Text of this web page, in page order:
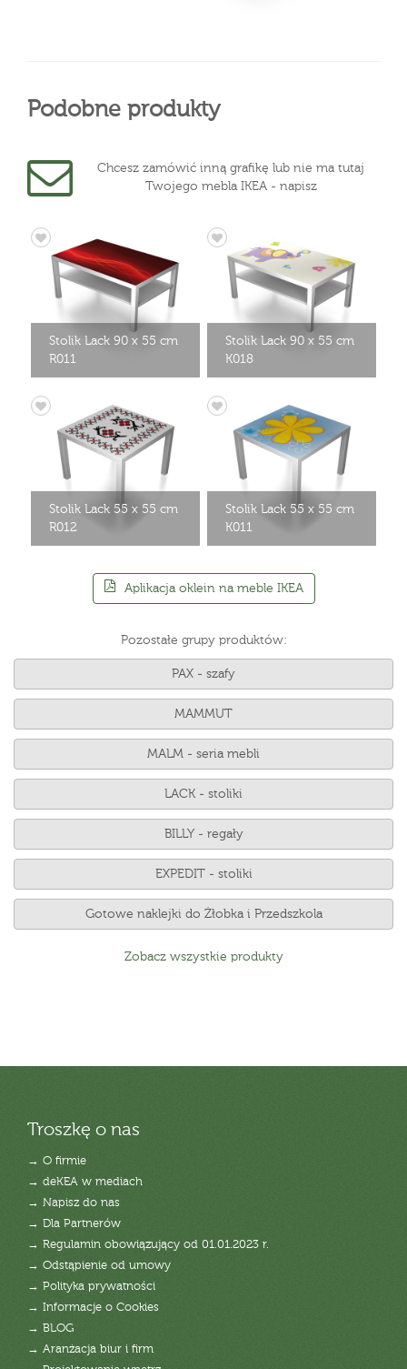
Podobne produkty
Chcesz zamówić inną grafikę lub nie ma tutaj
Twojego mebla IKEA - napisz
Stolik Lack 90 x 55 cm
R011
Stolik Lack 90 x 55 cm
K018
Stolik Lack 55 x 55 cm
R012
Stolik Lack 55 x 55 cm
K011
Aplikacja oklein na meble IKEA
Pozostałe grupy produktów:
PAX - szafy
MAMMUT
MALM - seria mebli
LACK - stoliki
BILLY - regały
EXPEDIT - stoliki
Gotowe naklejki do Żłobka i Przedszkola
Zobacz wszystkie produkty
Troszkę o nas
→ O firmie
→ deKEA w mediach
→ Napisz do nas
→ Dla Partnerów
→ Regulamin obowiązujący od 01.01.2023 r.
→ Odstąpienie od umowy
→ Polityka prywatności
→ Informacje o Cookies
→ BLOG
→ Aranżacja biur i firm